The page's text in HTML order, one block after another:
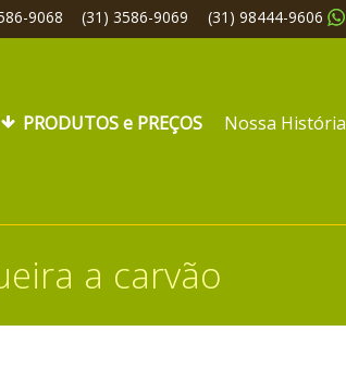
9068 (31) 3586-9069 (31) 98444-9606
PRODUTOS e PREÇOS Nossa História
a carvão